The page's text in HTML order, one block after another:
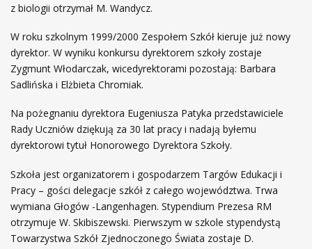
z biologii otrzymał M. Wandycz.
W roku szkolnym 1999/2000 Zespołem Szkół kieruje już nowy
dyrektor. W wyniku konkursu dyrektorem szkoły zostaje
Zygmunt Włodarczak, wicedyrektorami pozostają: Barbara
Sadlińska i Elżbieta Chromiak.
Na pożegnaniu dyrektora Eugeniusza Patyka przedstawiciele
Rady Uczniów dziękują za 30 lat pracy i nadają byłemu
dyrektorowi tytuł Honorowego Dyrektora Szkoły.
Szkoła jest organizatorem i gospodarzem Targów Edukacji i
Pracy – gości delegacje szkół z całego województwa. Trwa
wymiana Głogów -Langenhagen. Stypendium Prezesa RM
otrzymuje W. Skibiszewski. Pierwszym w szkole stypendystą
Towarzystwa Szkół Zjednoczonego Świata zostaje D.